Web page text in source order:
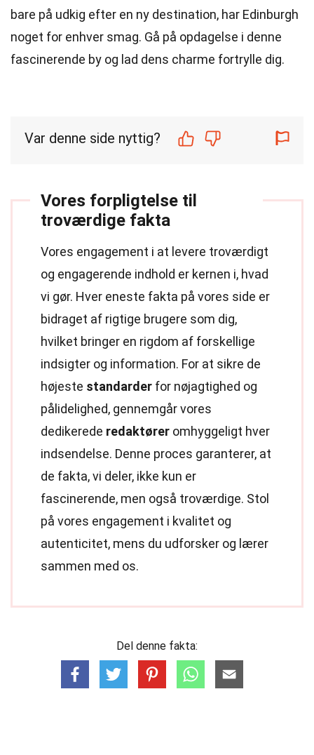
bare på udkig efter en ny destination, har Edinburgh
noget for enhver smag. Gå på opdagelse i denne
fascinerende by og lad dens charme fortrylle dig.
Var denne side nyttig?
Vores forpligtelse til
troværdige fakta
Vores engagement i at levere troværdigt
og engagerende indhold er kernen i, hvad
vi gør. Hver eneste fakta på vores side er
bidraget af rigtige brugere som dig,
hvilket bringer en rigdom af forskellige
indsigter og information. For at sikre de
højeste standarder for nøjagtighed og
pålidelighed, gennemgår vores
dedikerede redaktører omhyggeligt hver
indsendelse. Denne proces garanterer, at
de fakta, vi deler, ikke kun er
fascinerende, men også troværdige. Stol
på vores engagement i kvalitet og
autenticitet, mens du udforsker og lærer
sammen med os.
Del denne fakta: